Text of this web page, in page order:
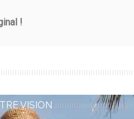
!
VISION